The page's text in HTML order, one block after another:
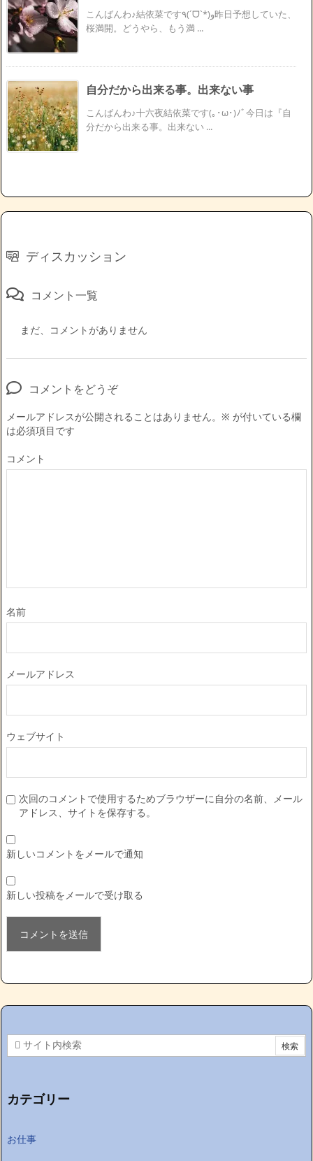
こんばんわ♪結依菜です٩(ˊᗜˋ*)و昨日予想していた、
桜満開。どうやら、もう満 ...
自分だから出来る事。出来ない事
こんばんわ♪十六夜結依菜です(｡･ω･)ﾉﾞ今日は『自
分だから出来る事。出来ない ...
ディスカッション
コメント一覧
まだ、コメントがありません
コメントをどうぞ
メールアドレスが公開されることはありません。 ※ が付いている欄
は必須項目です
コメント
名前
メールアドレス
ウェブサイト
次回のコメントで使用するためブラウザーに自分の名前、メール
アドレス、サイトを保存する。
新しいコメントをメールで通知
新しい投稿をメールで受け取る
カテゴリー
お仕事